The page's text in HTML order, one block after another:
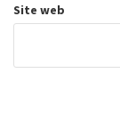
Site web